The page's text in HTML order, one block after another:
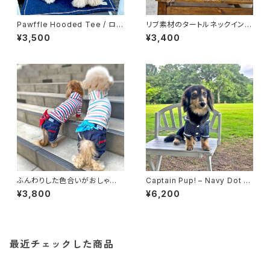
Pawffle Hooded Tee / ロン
グスリーブ
¥3,500
リブ素材のタートルネックインナ
ーシャツ 6カラー
¥3,400
ふんわりした色合いがおしゃれ
なマルチボーダーフーディ
¥3,800
Captain Pup! – Navy Dot S
ailor Shirt
¥6,200
最近チェックした商品